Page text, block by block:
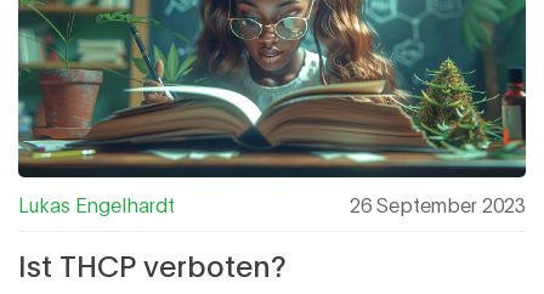
Lukas Engelhardt 26 September 2023
Ist THCP verboten?